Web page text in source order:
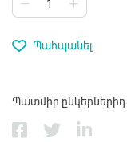
Պահպանել
Պատմիր ընկերներիդ